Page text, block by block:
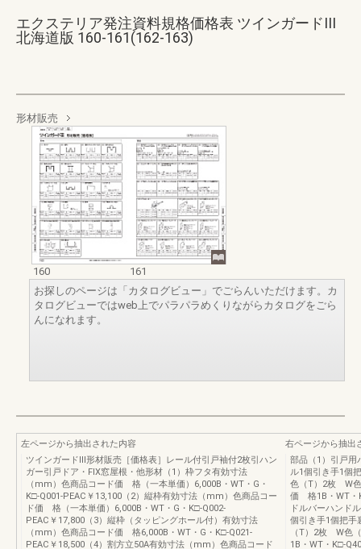
エクステリア発注資料規格価格表 ツインガードIII
北海道版 160-161(162-163)
形材販売
160
161
お探しのページは「カタログビュー」でごらんいただけます。カ
タログビューではweb上でパラパラめくりながらカタログをごら
んになれます。
左ページから抽出された内容
ツインガードⅢ形材販売［価格表］レール付引戸袖付2枚引ハン
ガー引戸ドア・FIX窓屋根・他形材（1）枠フタ有効寸法
（mm）色商品コード価 格（一本単価）6,000B・WT・G・
K□-Q001-PEAC￥13,100（2）縦枠有効寸法（mm）色商品コー
ド価 格（一本単価）6,000B・WT・G・K□-Q002-
PEAC￥17,800（3）縦枠（タッピングホール付）有効寸法
（mm）色商品コード価 格6,000B・WT・G・K□-Q021-
PEAC￥18,500（4）割方立50A有効寸法（mm）色商品コード
右ページから抽出
部品（1）引戸用
ル1個引き手1個
色（T）2枚 W
価 格1B・WT・
ドルバーハンド
個引き手1個把
（T）2枚 W色
1B・WT・K□-